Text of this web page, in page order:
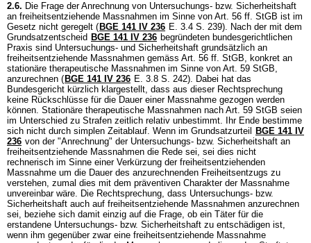
2.6. Die Frage der Anrechnung von Untersuchungs- bzw. Sicherheitshaft
an freiheitsentziehende Massnahmen im Sinne von Art. 56 ff. StGB ist im
Gesetz nicht geregelt ( BGE 141 IV 236 E. 3.4 S. 239). Nach der mit dem
Grundsatzentscheid BGE 141 IV 236 begründeten bundesgerichtlichen
Praxis sind Untersuchungs- und Sicherheitshaft grundsätzlich an
freiheitsentziehende Massnahmen gemäss Art. 56 ff. StGB, konkret an
stationäre therapeutische Massnahmen im Sinne von Art. 59 StGB,
anzurechnen ( BGE 141 IV 236 E. 3.8 S. 242). Dabei hat das
Bundesgericht kürzlich klargestellt, dass aus dieser Rechtsprechung
keine Rückschlüsse für die Dauer einer Massnahme gezogen werden
können. Stationäre therapeutische Massnahmen nach Art. 59 StGB seien
im Unterschied zu Strafen zeitlich relativ unbestimmt. Ihr Ende bestimme
sich nicht durch simplen Zeitablauf. Wenn im Grundsatzurteil
BGE 141 IV
236 von der "Anrechnung" der Untersuchungs- bzw. Sicherheitshaft an
freiheitsentziehende Massnahmen die Rede sei, sei dies nicht
rechnerisch im Sinne einer Verkürzung der freiheitsentziehenden
Massnahme um die Dauer des anzurechnenden Freiheitsentzugs zu
verstehen, zumal dies mit dem präventiven Charakter der Massnahme
unvereinbar wäre. Die Rechtsprechung, dass Untersuchungs- bzw.
Sicherheitshaft auch auf freiheitsentziehende Massnahmen anzurechnen
sei, beziehe sich damit einzig auf die Frage, ob ein Täter für die
erstandene Untersuchungs- bzw. Sicherheitshaft zu entschädigen ist,
wenn ihm gegenüber zwar eine freiheitsentziehende Massnahme